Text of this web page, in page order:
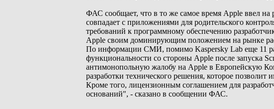
ФАС сообщает, что в то же самое время Apple ввел
совпадает с приложениями для родительского
требований к программному обеспечению
Apple своим доминирующим положением на рынке
По информации СМИ, помимо Kaspersky Lab еще 11
функциональности со стороны Apple после запуска
антимонопольную жалобу на Apple в Европейскую
разработки технического решения, которое позволит
Кроме того, лицензионным соглашением для
оснований", - сказано в сообщении ФАС.